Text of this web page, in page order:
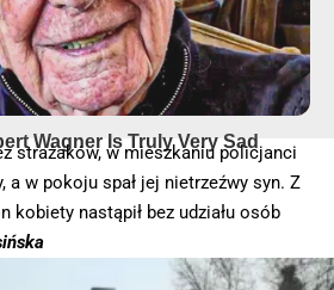
strażaków, w mieszkaniu policjanci
a w pokoju spał jej nietrzeźwy syn. Z
kobiety nastąpił bez udziału osób